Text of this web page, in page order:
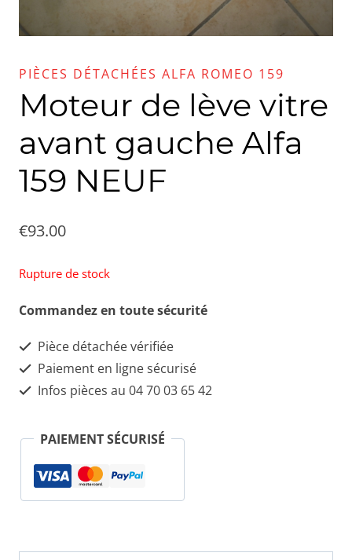
PIÈCES DÉTACHÉES ALFA ROMEO 159
Moteur de lève vitre
avant gauche Alfa
159 NEUF
€93.00
Rupture de stock
Commandez en toute sécurité
Pièce détachée vérifiée
Paiement en ligne sécurisé
Infos pièces au 04 70 03 65 42
PAIEMENT SÉCURISÉ